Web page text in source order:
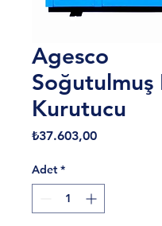
Agesco
Soğutulmuş
Kurutucu
₺37.603,00Fiyat
Adet *